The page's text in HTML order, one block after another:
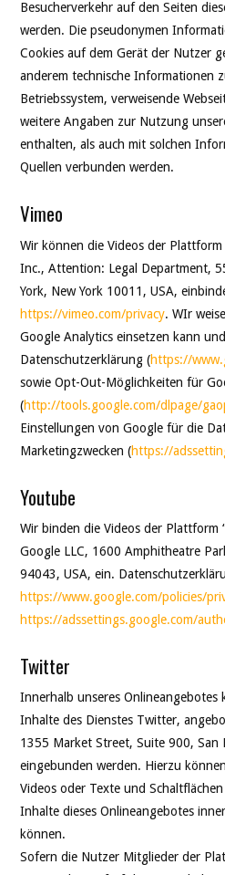
Besucherverkehr auf den Seiten
werden. Die pseudonymen
Cookies auf dem Gerät der Nutzer
anderem technische Informationen
Betriebssystem, verweisende
weitere Angaben zur Nutzung
enthalten, als auch mit solchen
Quellen verbunden werden.
Vimeo
Wir können die Videos der Plattform
Inc., Attention: Legal Department,
York, New York 10011, USA,
https://vimeo.com/privacy. WIr
Google Analytics einsetzen kann
Datenschutzerklärung (https://
sowie Opt-Out-Möglichkeiten für
(http://tools.google.com/dlpage/
Einstellungen von Google für die
Marketingzwecken (https://
Youtube
Wir binden die Videos der Plattform
Google LLC, 1600 Amphitheatre
94043, USA, ein.
https://www.google.com/policies/
https://adssettings.google.com/
Twitter
Innerhalb unseres Onlineangebotes
Inhalte des Dienstes Twitter,
1355 Market Street, Suite 900, San
eingebunden werden. Hierzu
Videos oder Texte und
Inhalte dieses Onlineangebotes
können.
Sofern die Nutzer Mitglieder der